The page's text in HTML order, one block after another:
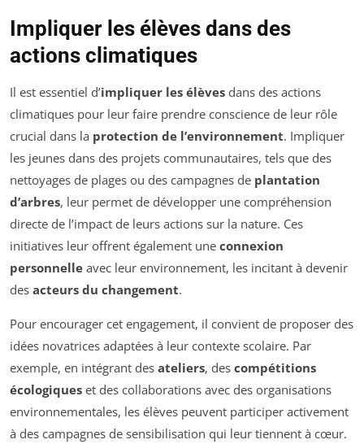
Impliquer les élèves dans des
actions climatiques
Il est essentiel d’impliquer les élèves dans des actions
climatiques pour leur faire prendre conscience de leur rôle
crucial dans la protection de l’environnement. Impliquer
les jeunes dans des projets communautaires, tels que des
nettoyages de plages ou des campagnes de plantation
d’arbres, leur permet de développer une compréhension
directe de l’impact de leurs actions sur la nature. Ces
initiatives leur offrent également une connexion
personnelle avec leur environnement, les incitant à devenir
des acteurs du changement.
Pour encourager cet engagement, il convient de proposer des
idées novatrices adaptées à leur contexte scolaire. Par
exemple, en intégrant des ateliers, des compétitions
écologiques et des collaborations avec des organisations
environnementales, les élèves peuvent participer activement
à des campagnes de sensibilisation qui leur tiennent à cœur.